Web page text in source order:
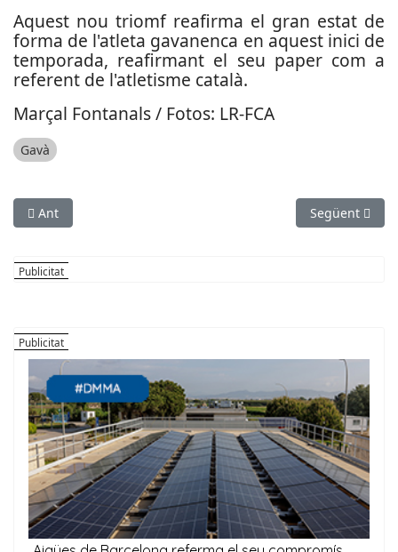
Aquest nou triomf reafirma el gran estat de
forma de l'atleta gavanenca en aquest inici de
temporada, reafirmant el seu paper com a
referent de l'atletisme català.
Marçal Fontanals / Fotos: LR-FCA
Gavà
Article anterior: Sant Andreu de la Barca, seu del Campionat
Ant Article
Següent